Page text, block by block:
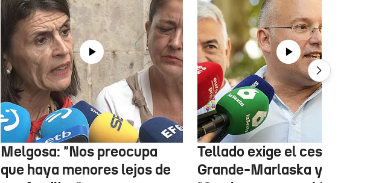
Melgosa: "Nos preocupa
que haya menores lejos de
Tellado exige el cese de
Grande-Marlaska y